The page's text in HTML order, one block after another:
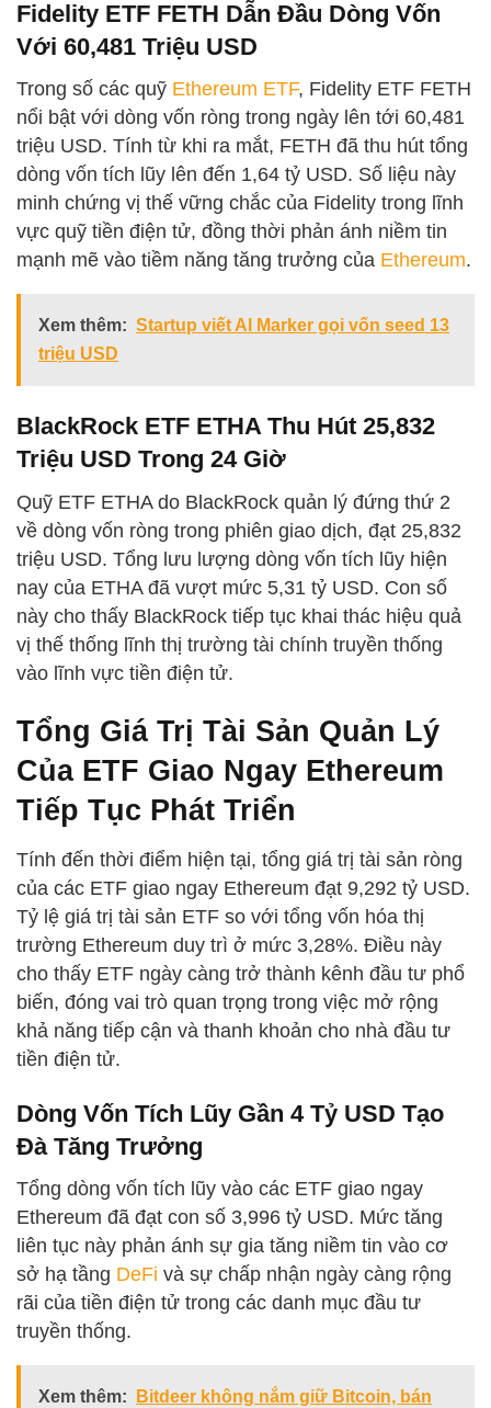
Fidelity ETF FETH Dẫn Đầu Dòng Vốn
Với 60,481 Triệu USD
Trong số các quỹ Ethereum ETF, Fidelity ETF FETH
nổi bật với dòng vốn ròng trong ngày lên tới 60,481
triệu USD. Tính từ khi ra mắt, FETH đã thu hút tổng
dòng vốn tích lũy lên đến 1,64 tỷ USD. Số liệu này
minh chứng vị thế vững chắc của Fidelity trong lĩnh
vực quỹ tiền điện tử, đồng thời phản ánh niềm tin
mạnh mẽ vào tiềm năng tăng trưởng của Ethereum.
Xem thêm: Startup viết AI Marker gọi vốn seed 13
triệu USD
BlackRock ETF ETHA Thu Hút 25,832
Triệu USD Trong 24 Giờ
Quỹ ETF ETHA do BlackRock quản lý đứng thứ 2
về dòng vốn ròng trong phiên giao dịch, đạt 25,832
triệu USD. Tổng lưu lượng dòng vốn tích lũy hiện
nay của ETHA đã vượt mức 5,31 tỷ USD. Con số
này cho thấy BlackRock tiếp tục khai thác hiệu quả
vị thế thống lĩnh thị trường tài chính truyền thống
vào lĩnh vực tiền điện tử.
Tổng Giá Trị Tài Sản Quản Lý
Của ETF Giao Ngay Ethereum
Tiếp Tục Phát Triển
Tính đến thời điểm hiện tại, tổng giá trị tài sản ròng
của các ETF giao ngay Ethereum đạt 9,292 tỷ USD.
Tỷ lệ giá trị tài sản ETF so với tổng vốn hóa thị
trường Ethereum duy trì ở mức 3,28%. Điều này
cho thấy ETF ngày càng trở thành kênh đầu tư phổ
biến, đóng vai trò quan trọng trong việc mở rộng
khả năng tiếp cận và thanh khoản cho nhà đầu tư
tiền điện tử.
Dòng Vốn Tích Lũy Gần 4 Tỷ USD Tạo
Đà Tăng Trưởng
Tổng dòng vốn tích lũy vào các ETF giao ngay
Ethereum đã đạt con số 3,996 tỷ USD. Mức tăng
liên tục này phản ánh sự gia tăng niềm tin vào cơ
sở hạ tầng DeFi và sự chấp nhận ngày càng rộng
rãi của tiền điện tử trong các danh mục đầu tư
truyền thống.
Xem thêm:
Bitdeer không nắm giữ Bitcoin, bán